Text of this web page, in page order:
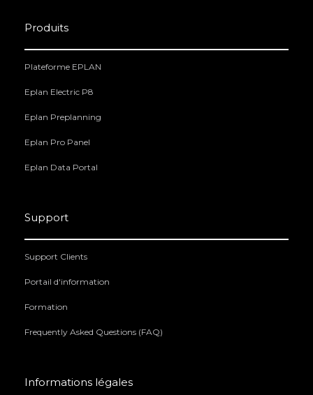
Produits
Plateforme EPLAN
Eplan Electric P8
Eplan Preplanning
Eplan Pro Panel
Eplan Data Portal
Support
Support Clients
Portail d'information
Formation
Frequently Asked Questions (FAQ)
Informations légales